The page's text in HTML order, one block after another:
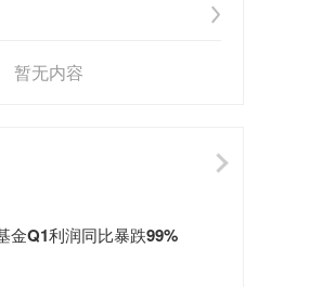
暂无内容
金Q1利润同比暴跌99%